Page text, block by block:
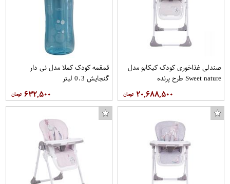
صندلی غذاخوری کودک کیکابو مدل
Sweet nature طرح پرنده
۲۰,۶۸۸,۵۰۰
قمقمه کودک کملا مدل نی دار
گنجایش 0.3 لیتر
۶۳۲,۵۰۰